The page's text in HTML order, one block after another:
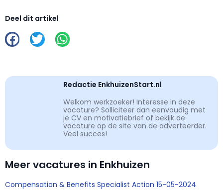
Deel dit artikel
Redactie EnkhuizenStart.nl
Welkom werkzoeker! Interesse in deze
vacature? Solliciteer dan eenvoudig met
je CV en motivatiebrief of bekijk de
vacature op de site van de adverteerder.
Veel succes!
Meer vacatures in Enkhuizen
Compensation & Benefits Specialist Action 15-05-2024